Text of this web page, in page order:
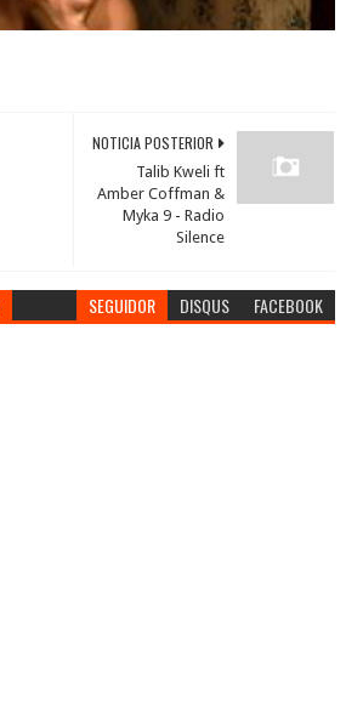
NOTICIA POSTERIOR
Talib Kweli ft
Amber Coffman &
Myka 9 - Radio
Silence
SEGUIDOR DISQUS FACEBOOK